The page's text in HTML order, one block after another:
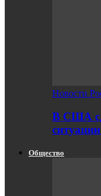
Новости
В США
Общество